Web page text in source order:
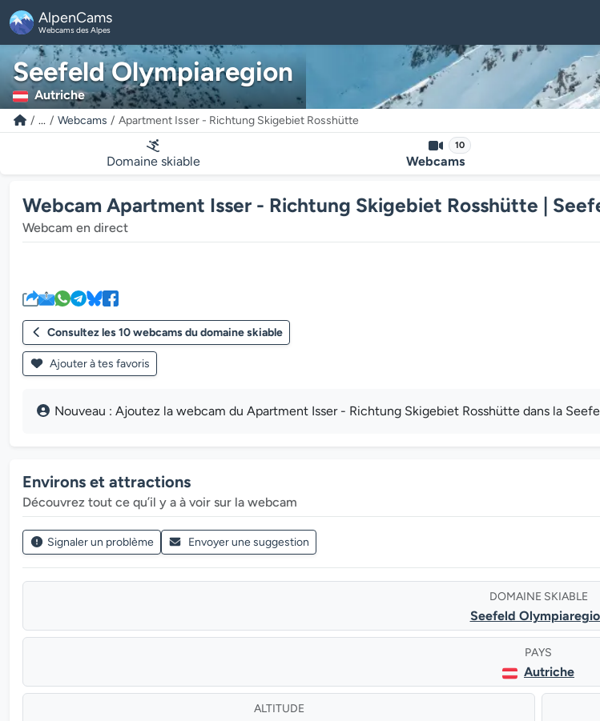
AlpenCams
Webcams des Alpes
Seefeld Olympiaregion
Autriche
... Webcams Apartment Isser - Richtung Skigebiet Rosshütte
Domaine skiable
10
Webcams
Webcam Apartment Isser - Richtung Skigebiet Rosshütte |
Webcam en direct
Consultez les 10 webcams du domaine skiable
Ajouter à tes favoris
Nouveau : Ajoutez la webcam du Apartment Isser - Richtung Skigebiet Rosshütte dans la
Environs et attractions
Découvrez tout ce qu’il y a à voir sur la webcam
Signaler un problème Envoyer une suggestion
DOMAINE SKIABLE
Seefeld
PAYS
Autriche
ALTITUDE